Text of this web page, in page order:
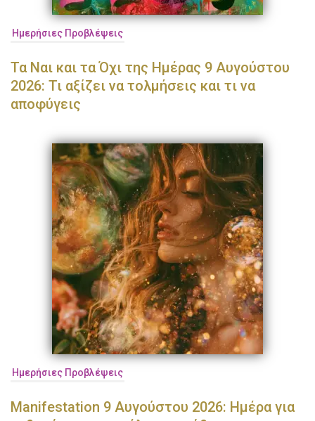
Ημερήσιες Προβλέψεις
Τα Ναι και τα Όχι της Ημέρας 9 Αυγούστου
2026: Τι αξίζει να τολμήσεις και τι να
αποφύγεις
Ημερήσιες Προβλέψεις
Manifestation 9 Αυγούστου 2026: Ημέρα για